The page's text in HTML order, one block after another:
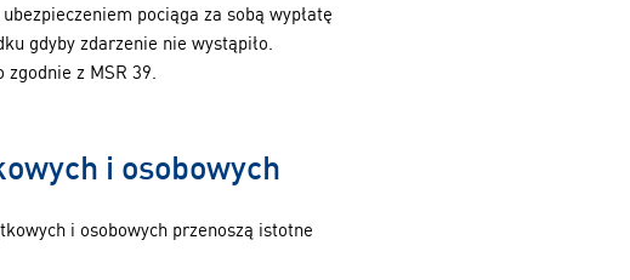
pociąga za sobą wypłatę
gdyby zdarzenie nie wystąpiło.
z MSR 39.
i osobowych
i osobowych przenoszą istotne